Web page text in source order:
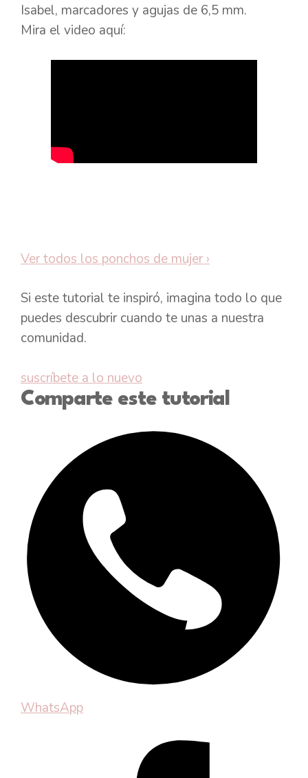
Isabel, marcadores y agujas de 6,5 mm.
Mira el video aquí:
Ver todos los ponchos de mujer ›
Si este tutorial te inspiró, imagina todo lo que
puedes descubrir cuando te unas a nuestra
comunidad.
suscríbete a lo nuevo
Comparte este tutorial
WhatsApp